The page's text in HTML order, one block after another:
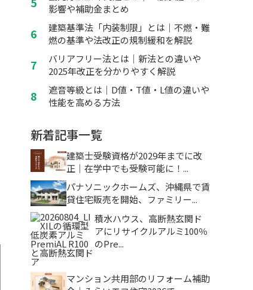
影響や補助金まとめ
建築基準法「内装制限」とは｜不燃・難
燃の基準や法改正の規制緩和を解説
バリアフリー法とは｜新法との違いや
2025年改正を分かりやすく解説
遮音等級とは｜D値・T値・L値の違いや
性能を高める方法
新着記事一覧
建築士受験資格が2029年までに改
正｜在学中でも受験可能に！...
パナソニックホームズ、沖縄県で賃
貸住宅販売を開始、ファミリー...
積水ハウス、高断熱玄関ド
アにリサイクルアルミ100％
のPre...
マンション共用部のリフォーム補助